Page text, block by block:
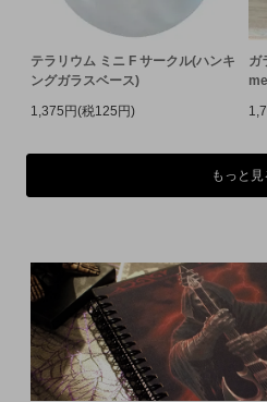
テラリウム ミニ F サークル(ハンキ
ングガラスベース)
1,375円(税125円)
ガ
もっと見